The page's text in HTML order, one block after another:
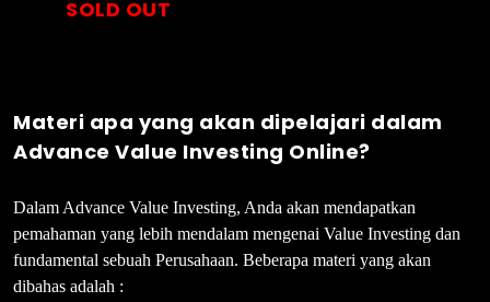
SOLD OUT
Materi apa yang akan dipelajari dalam
Advance Value Investing Online?
Dalam Advance Value Investing, Anda akan mendapatkan
pemahaman yang lebih mendalam mengenai Value Investing dan
fundamental sebuah Perusahaan. Beberapa materi yang akan
dibahas adalah :